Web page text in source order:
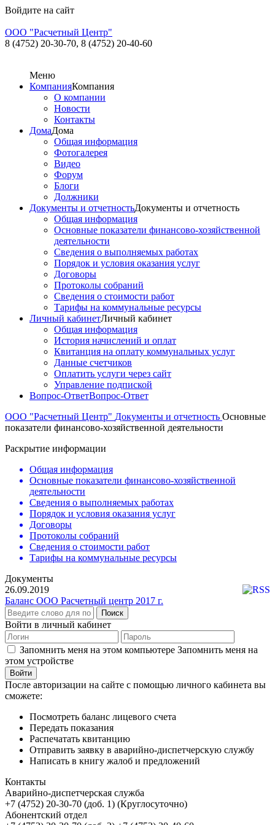
Войдите на сайт
ООО "Расчетный Центр"
8 (4752) 20-30-70, 8 (4752) 20-40-60
Меню
КомпанияКомпания
О компании
Новости
Контакты
ДомаДома
Общая информация
Фотогалерея
Видео
Форум
Блоги
Должники
Документы и отчетностьДокументы и отчетность
Общая информация
Основные показатели финансово-хозяйственной
деятельности
Сведения о выполняемых работах
Порядок и условия оказания услуг
Договоры
Протоколы собраний
Сведения о стоимости работ
Тарифы на коммунальные ресурсы
Личный кабинетЛичный кабинет
Общая информация
История начислений и оплат
Квитанция на оплату коммунальных услуг
Данные счетчиков
Оплатить услуги через сайт
Управление подпиской
Вопрос-ОтветВопрос-Ответ
ООО "Расчетный Центр" Документы и отчетность Основные
показатели финансово-хозяйственной деятельности
Раскрытие информации
Общая информация
Основные показатели финансово-хозяйственной
деятельности
Сведения о выполняемых работах
Порядок и условия оказания услуг
Договоры
Протоколы собраний
Сведения о стоимости работ
Тарифы на коммунальные ресурсы
Документы
26.09.2019
Баланс ООО Расчетный центр 2017 г.
Поиск
Войти в личный кабинет
Запомнить меня на этом компьютере Запомнить меня на
этом устройстве
После авторизации на сайте с помощью личного кабинета вы
сможете:
Посмотреть баланс лицевого счета
Передать показания
Распечатать квитанцию
Отправить заявку в аварийно-диспетчерскую службу
Написать в книгу жалоб и предложений
Контакты
Аварийно-диспетчерская служба
+7 (4752) 20-30-70 (доб. 1) (Круглосуточно)
Абонентский отдел